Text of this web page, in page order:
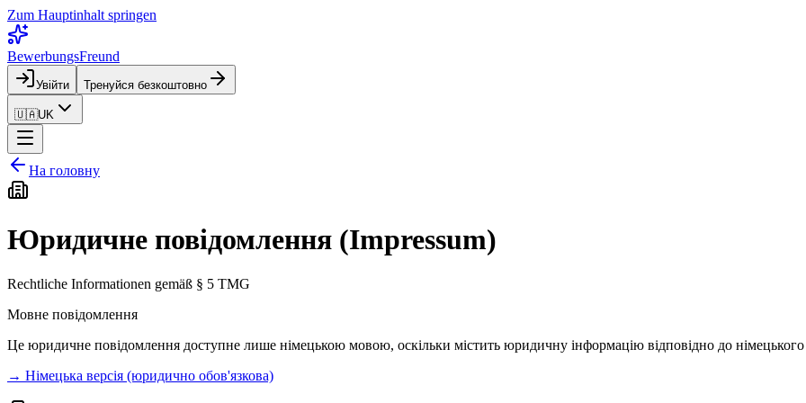
Zum Hauptinhalt springen
BewerbungsFreund
Увійти Тренуйся безкоштовно
🇺🇦UK
На головну
Юридичне повідомлення (Impressum)
Rechtliche Informationen gemäß § 5 TMG
Мовне повідомлення
Це юридичне повідомлення доступне лише німецькою мовою, оскільки містить юридичну інформацію відповідно до німецького
→ Німецька версія (юридично обов'язкова)